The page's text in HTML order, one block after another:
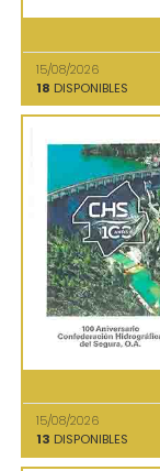
15/08/2026
18 DISPONIBLES
15/08/2026
13 DISPONIBLES